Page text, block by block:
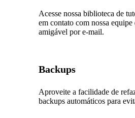
Acesse nossa biblioteca de
em contato com nossa equipe
amigável por e-mail.
Backups
Aproveite a facilidade de
backups automáticos para